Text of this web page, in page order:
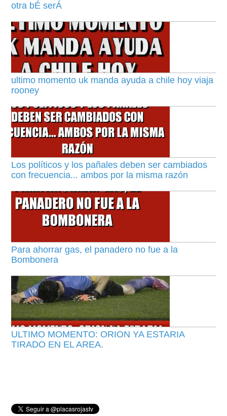
otra bÉ serÁ
ultimo momento uk manda ayuda a chile hoy viaja
rooney
Los políticos y los pañales deben ser cambiados
con frecuencia... ambos por la misma razón
Para ahorrar gas, el panadero no fue a la
Bombonera
ULTIMO MOMENTO: ORION YA ESTARIA
TIRADO EN EL AREA.